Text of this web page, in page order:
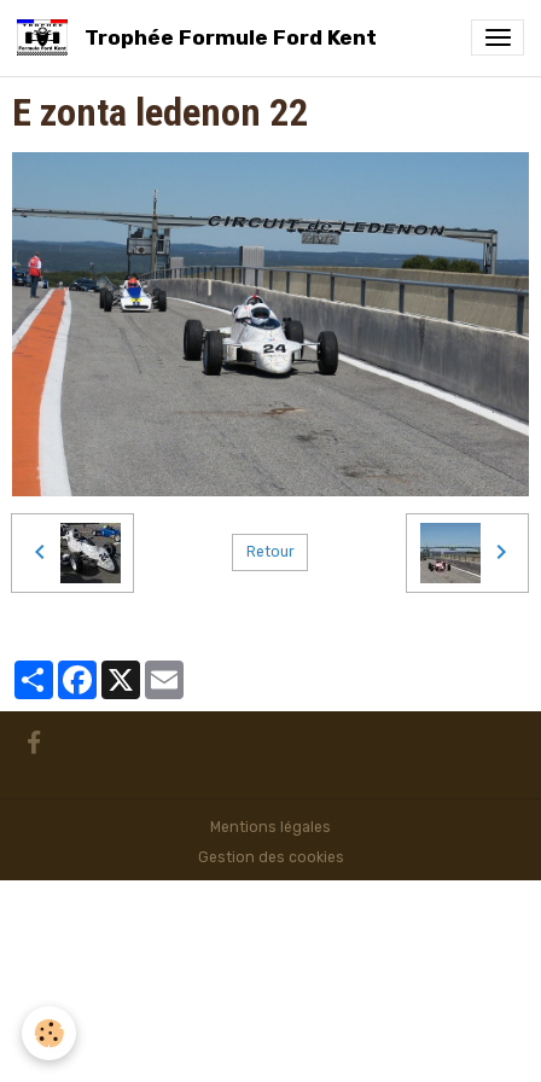
Trophée Formule Ford Kent
E zonta ledenon 22
Retour
PartagerFacebook
X
Mentions légales
Gestion des cookies